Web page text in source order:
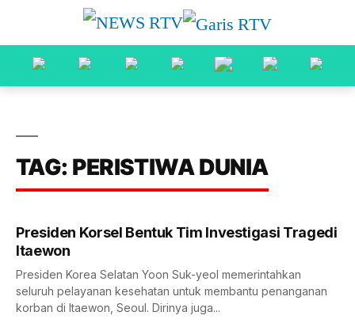
TAG: PERISTIWA DUNIA
Presiden Korsel Bentuk Tim Investigasi Tragedi
Itaewon
Presiden Korea Selatan Yoon Suk-yeol memerintahkan
seluruh pelayanan kesehatan untuk membantu penanganan
korban di Itaewon, Seoul. Dirinya juga...